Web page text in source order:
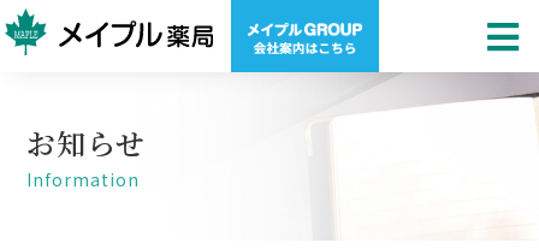
お知らせ
Information